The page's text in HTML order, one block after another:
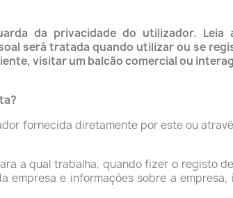
da privacidade do utilizador.
será tratada quando utilizar ou se
visitar um balcão comercial ou
fornecida diretamente por este ou
a qual trabalha, quando fizer o registo
empresa e informações sobre a